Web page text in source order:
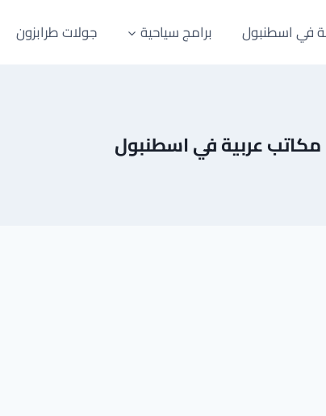
في اسطنبول برامج سياحية جولات طرابزون
مكاتب عربية في اسطنبول